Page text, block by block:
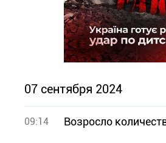
07 сентября 2024
09:14 Возросло